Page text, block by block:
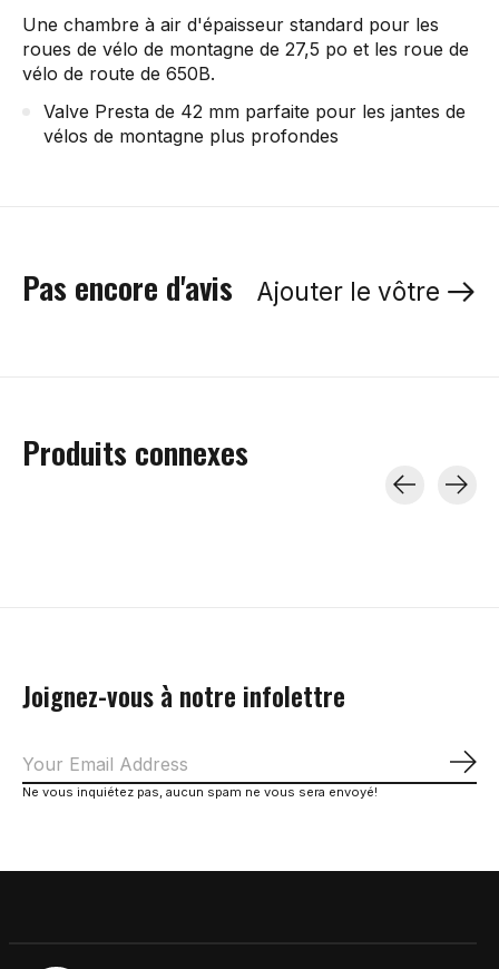
Une chambre à air d'épaisseur standard pour les
roues de vélo de montagne de 27,5 po et les roue de
vélo de route de 650B.
Valve Presta de 42 mm parfaite pour les jantes de
vélos de montagne plus profondes
Pas encore d'avis Ajouter le vôtre
Produits connexes
Joignez-vous à notre infolettre
Ne vous inquiétez pas, aucun spam ne vous sera envoyé!